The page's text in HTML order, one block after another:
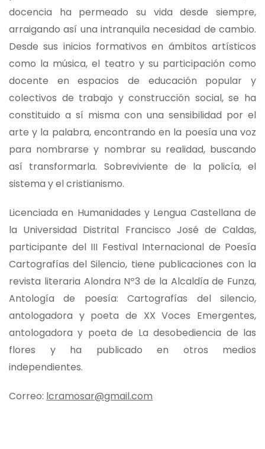
docencia ha permeado su vida desde siempre,
arraigando así una intranquila necesidad de cambio.
Desde sus inicios formativos en ámbitos artísticos
como la música, el teatro y su participación como
docente en espacios de educación popular y
colectivos de trabajo y construcción social, se ha
constituido a sí misma con una sensibilidad por el
arte y la palabra, encontrando en la poesía una voz
para nombrarse y nombrar su realidad, buscando
así transformarla. Sobreviviente de la policía, el
sistema y el cristianismo.
Licenciada en Humanidades y Lengua Castellana de
la Universidad Distrital Francisco José de Caldas,
participante del III Festival Internacional de Poesía
Cartografías del Silencio, tiene publicaciones con la
revista literaria Alondra Nº3 de la Alcaldía de Funza,
Antología de poesía: Cartografías del silencio,
antologadora y poeta de XX Voces Emergentes,
antologadora y poeta de La desobediencia de las
flores y ha publicado en otros medios
independientes.
Correo: lcramosar@gmail.com